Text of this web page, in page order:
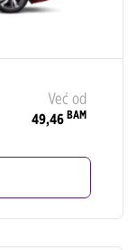
Već od
49,46 BAM